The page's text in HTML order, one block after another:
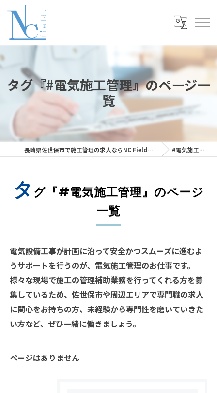
タグ『#電気施工管理』のページ一
覧
長崎県佐世保市で施工管理の求人ならNC Field株式会社 #電気施工管理
タ グ『#電気施工管理』のページ
一覧
電気設備工事が計画に沿って安全かつスムーズに進むよ
うサポートを行うのが、電気施工管理のお仕事です。
様々な現場で施工の管理補助業務を行ってくれる方を募
集しているため、佐世保市や周辺エリアで専門職の求人
に関心をお持ちの方、未経験から専門性を磨いていきた
い方など、ぜひ一緒に働きましょう。
ページはありません